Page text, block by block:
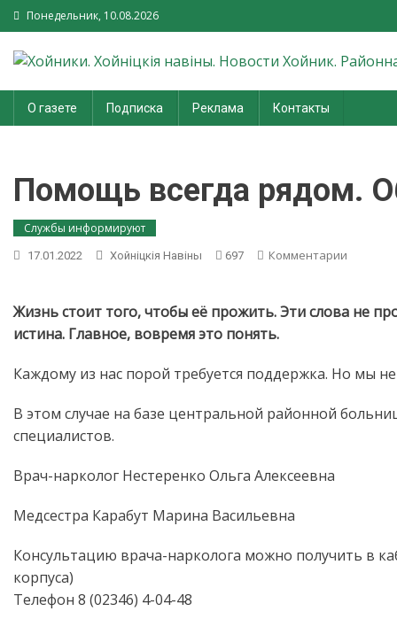
Понедельник, 10.08.2026
Хойники. Хойнiцкiя навiны.
Новости Хойник. Районная
О газете Подписка Реклама Контакты
Помощь всегда рядом.
Службы информируют
17.01.2022 Хойнiцкiя Навiны 697 Комментарии
рядом.
Жизнь стоит того, чтобы её прожить. Эти слова не
истина. Главное, вовремя это понять.
Каждому из нас порой требуется поддержка. Но мы не
В этом случае на базе центральной районной
специалистов.
Врач-нарколог Нестеренко Ольга Алексеевна
Медсестра Карабут Марина Васильевна
Консультацию врача-нарколога можно получить в
корпуса)
Телефон 8 (02346) 4-04-48